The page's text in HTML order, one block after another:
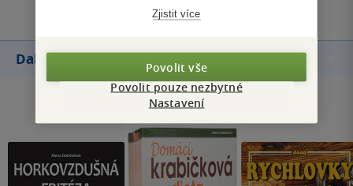
Další knihy autora
Zjistit více
Povolit vše
Povolit pouze nezbytné
Nastavení